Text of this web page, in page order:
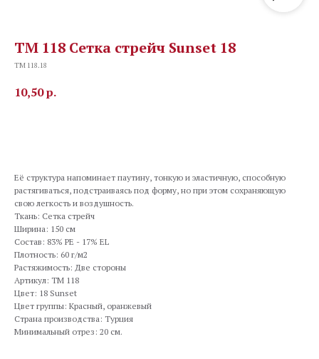
TM 118 Сетка стрейч Sunset 18
TM 118.18
10,50р.
Её структура напоминает паутину, тонкую и эластичную, способную
растягиваться, подстраиваясь под форму, но при этом сохраняющую
свою легкость и воздушность.
Ткань: Сетка стрейч
Ширина: 150 см
Состав: 83% PE - 17% EL
Плотность: 60 г/м2
Растяжимость: Две стороны
Артикул: TM 118
Цвет: 18 Sunset
Цвет группы: Красный, оранжевый
Страна производства: Турция
Минимальный отрез: 20 см.